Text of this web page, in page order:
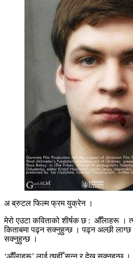
अ ब्रुटल फिल्म फ्रम युक्रेन ।
मेरो एउटा कविताको शीर्षक छ : औँलाहरू ।
किताबमा पढ्न सक्नुहुन्छ । पढ्न अल्छी
सक्नुहुन्छ ।
‘औँलाहरू’ लाई त्यहीँ सुन्न र देख्न सक्नुहुन्छ ।